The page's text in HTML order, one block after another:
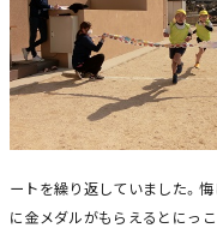
ートを繰り返していました。
に金メダルがもらえるとにっ